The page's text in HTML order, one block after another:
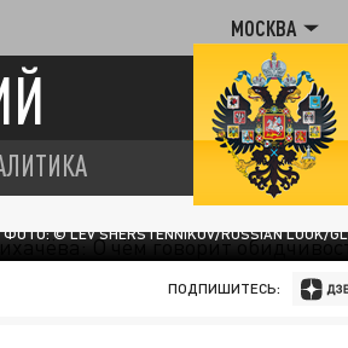
МОСКВА
ФОТО: © LEV SHERSTENNIKOV/RUSSIAN LOOK/
ПОДПИШИТЕСЬ: